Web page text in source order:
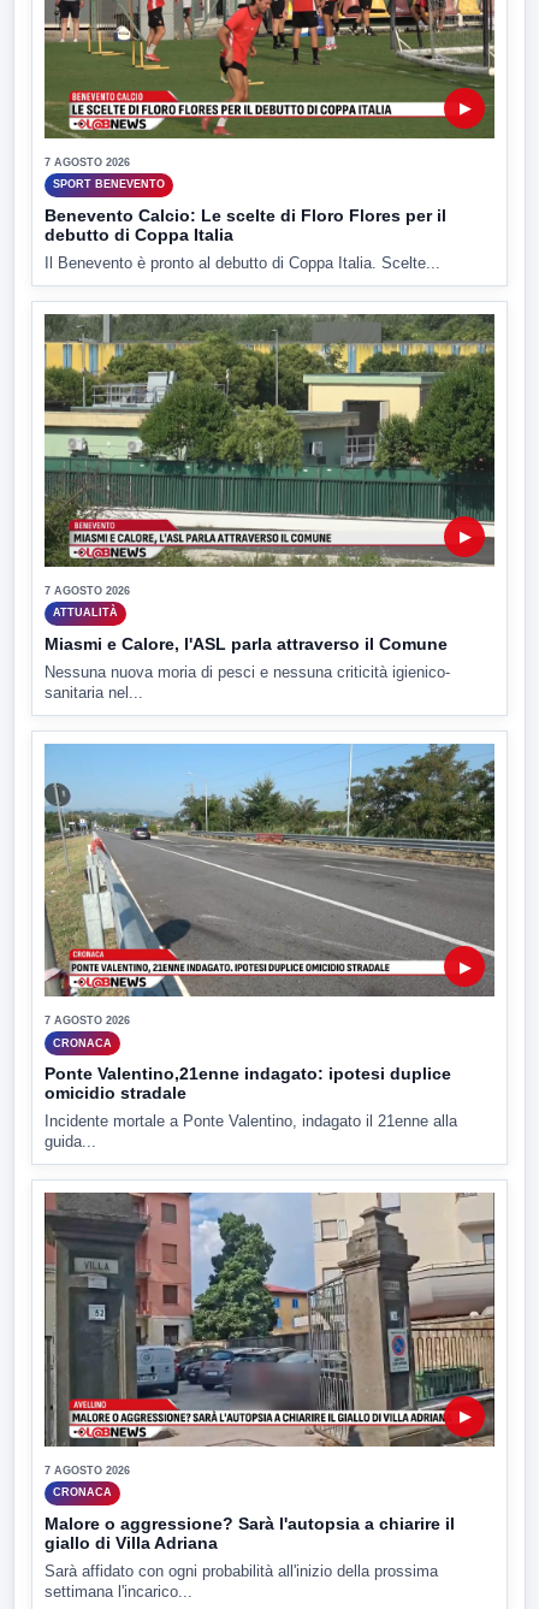
▶
7 AGOSTO 2026
SPORT BENEVENTO
Benevento Calcio: Le scelte di Floro Flores per il
debutto di Coppa Italia
Il Benevento è pronto al debutto di Coppa Italia. Scelte...
▶
7 AGOSTO 2026
ATTUALITÀ
Miasmi e Calore, l'ASL parla attraverso il Comune
Nessuna nuova moria di pesci e nessuna criticità igienico-
sanitaria nel...
▶
7 AGOSTO 2026
CRONACA
Ponte Valentino,21enne indagato: ipotesi duplice
omicidio stradale
Incidente mortale a Ponte Valentino, indagato il 21enne alla
guida...
▶
7 AGOSTO 2026
CRONACA
Malore o aggressione? Sarà l'autopsia a chiarire il
giallo di Villa Adriana
Sarà affidato con ogni probabilità all'inizio della prossima
settimana l'incarico...